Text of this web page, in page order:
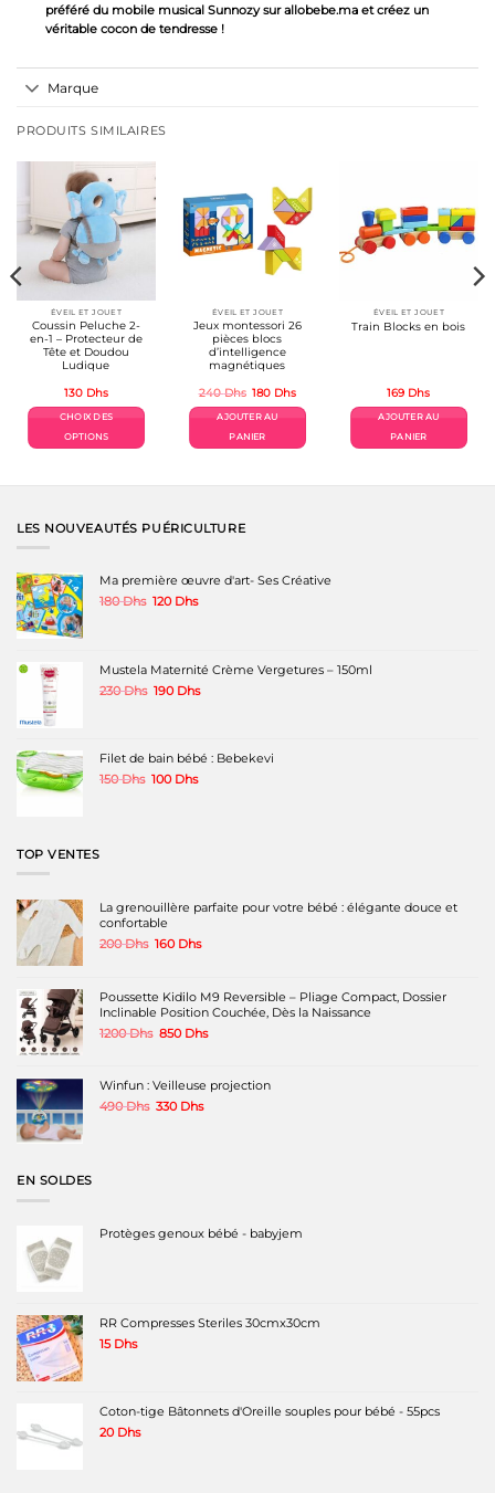
préféré du mobile musical Sunnozy sur allobebe.ma et créez un
véritable cocon de tendresse !
Marque
PRODUITS SIMILAIRES
ÉVEIL ET JOUET
Coussin Peluche 2-
en-1 – Protecteur de
Tête et Doudou
Ludique
130 Dhs
CHOIX DES
OPTIONS
a
variations.
être
choisies
produit
ÉVEIL ET JOUET
Jeux montessori 26
pièces blocs
d’intelligence
magnétiques
240Dhs Le
initial
était :
240 Dhs.
180 DhsLe
actuel
AJOUTER AU
PANIER
ÉVEIL ET JOUET
Train Blocks en bois
169 Dhs
AJOUTER AU
PANIER
LES NOUVEAUTÉS PUÉRICULTURE
Ma première œuvre d'art- Ses Créative
180Dhs Le
180 Dhs.
120 DhsLe
120 Dhs.
Mustela Maternité Crème Vergetures – 150ml
230Dhs Le
230 Dhs.
190 DhsLe
190 Dhs.
Filet de bain bébé : Bebekevi
150Dhs Le
100 DhsLe
TOP VENTES
La grenouillère parfaite pour votre bébé : élégante douce et
confortable
200Dhs Le
200 Dhs.
160 DhsLe
160 Dhs.
Poussette Kidilo M9 Reversible – Pliage Compact, Dossier
Inclinable Position Couchée, Dès la Naissance
1200Dhs Le
était :
1200 Dhs.
850 DhsLe
850 Dhs.
Winfun : Veilleuse projection
490Dhs Le
330 DhsLe
EN SOLDES
Protèges genoux bébé - babyjem
RR Compresses Steriles 30cmx30cm
15 Dhs
Coton-tige Bâtonnets d'Oreille souples pour bébé - 55pcs
20 Dhs